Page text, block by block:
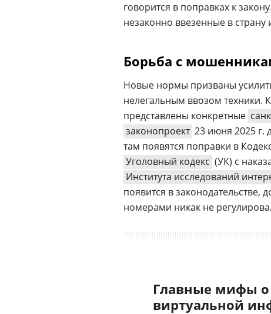
говорится в поправках к
незаконно ввезенные в
Борьба с
Новые нормы призваны
нелегальным ввозом техники.
представлены конкретные
законопроект 23 июня 2025 г.
там появятся поправки в
Уголовный кодекс (УК) с
Института исследований
появится в
номерами никак не
Главные мифы
виртуальной